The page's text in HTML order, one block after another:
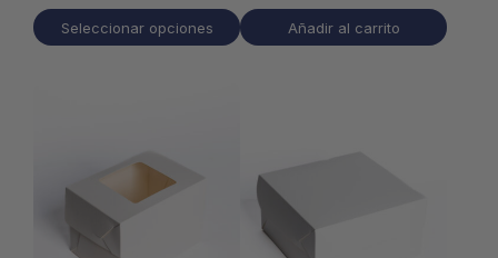
Seleccionar opciones Añadir al carrito